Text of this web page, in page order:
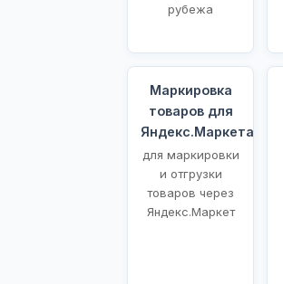
рубежа
Маркировка
товаров для
Яндекс.Маркета
для маркировки
и отгрузки
товаров через
Яндекс.Маркет